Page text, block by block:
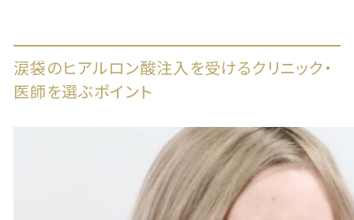
涙袋のヒアルロン酸注入を受けるクリニック・
医師を選ぶポイント